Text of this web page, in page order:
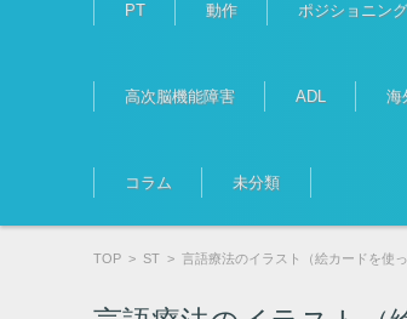
PT 動作 ポジショニン
高次脳機能障害 ADL 海
コラム 未分類
TOP > ST > 言語療法のイラスト（絵カードを使